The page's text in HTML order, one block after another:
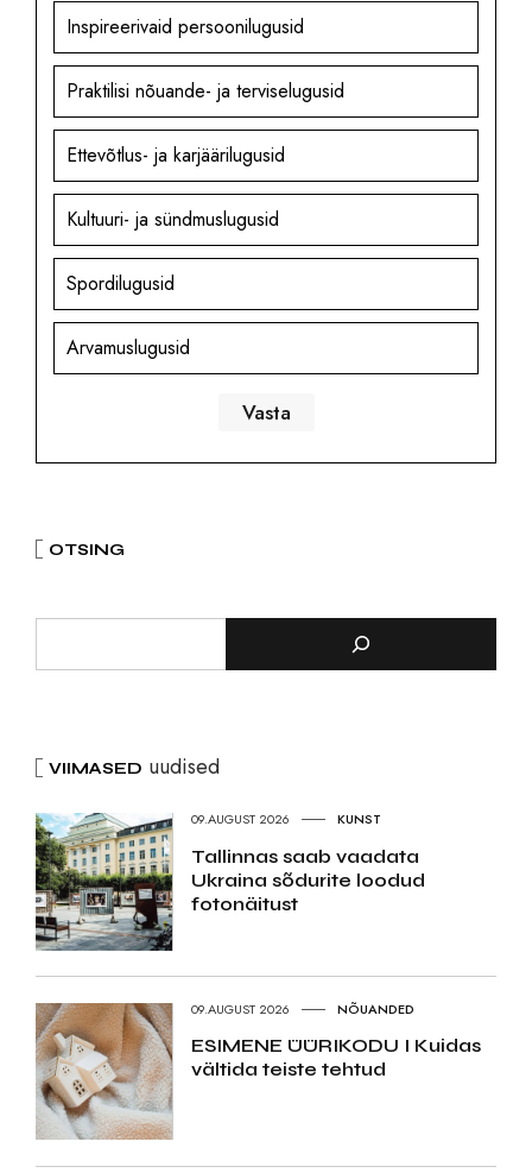
Inspireerivaid persoonilugusid
Praktilisi nõuande- ja terviselugusid
Ettevõtlus- ja karjäärilugusid
Kultuuri- ja sündmuslugusid
Spordilugusid
Arvamuslugusid
OTSING
VIIMASED uudised
09.AUGUST 2026 KUNST
Tallinnas saab vaadata
Ukraina sõdurite loodud
fotonäitust
09.AUGUST 2026 NÕUANDED
ESIMENE ÜÜRIKODU I Kuidas
vältida teiste tehtud